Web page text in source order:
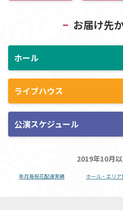
お届け先
ホール
ライブハウス
公演スケジュール
2019年10月
年月毎祝花配達実績 ホール・エリ